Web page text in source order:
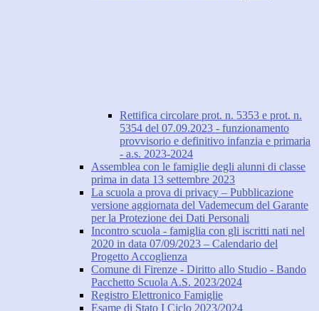
Rettifica circolare prot. n. 5353 e prot. n.
5354 del 07.09.2023 - funzionamento
provvisorio e definitivo infanzia e primaria
- a.s. 2023-2024
Assemblea con le famiglie degli alunni di classe
prima in data 13 settembre 2023
La scuola a prova di privacy – Pubblicazione
versione aggiornata del Vademecum del Garante
per la Protezione dei Dati Personali
Incontro scuola - famiglia con gli iscritti nati nel
2020 in data 07/09/2023 – Calendario del
Progetto Accoglienza
Comune di Firenze - Diritto allo Studio - Bando
Pacchetto Scuola A.S. 2023/2024
Registro Elettronico Famiglie
Esame di Stato I Ciclo 2023/2024